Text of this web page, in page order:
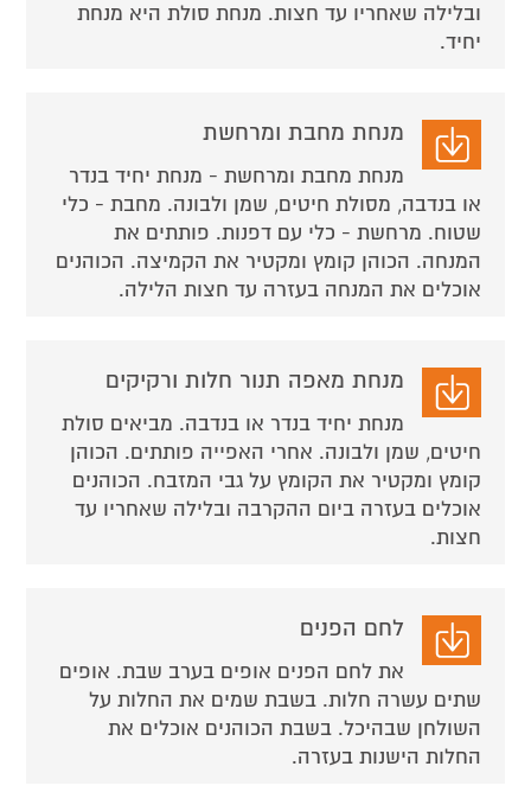
ובלילה שאחריו עד חצות. מנחת סולת היא מנחת
יחיד.
מנחת מחבת ומרחשת
מנחת מחבת ומרחשת - מנחת יחיד בנדר
או בנדבה, מסולת חיטים, שמן ולבונה. מחבת - כלי
שטוח. מרחשת - כלי עם דפנות. פותתים את
המנחה. הכוהן קומץ ומקטיר את הקמיצה. הכוהנים
אוכלים את המנחה בעזרה עד חצות הלילה.
מנחת מאפה תנור חלות ורקיקים
מנחת יחיד בנדר או בנדבה. מביאים סולת
חיטים, שמן ולבונה. אחרי האפייה פותתים. הכוהן
קומץ ומקטיר את הקומץ על גבי המזבח. הכוהנים
אוכלים בעזרה ביום ההקרבה ובלילה שאחריו עד
חצות.
לחם הפנים
את לחם הפנים אופים בערב שבת. אופים
שתים עשרה חלות. בשבת שמים את החלות על
השולחן שבהיכל. בשבת הכוהנים אוכלים את
החלות הישנות בעזרה.